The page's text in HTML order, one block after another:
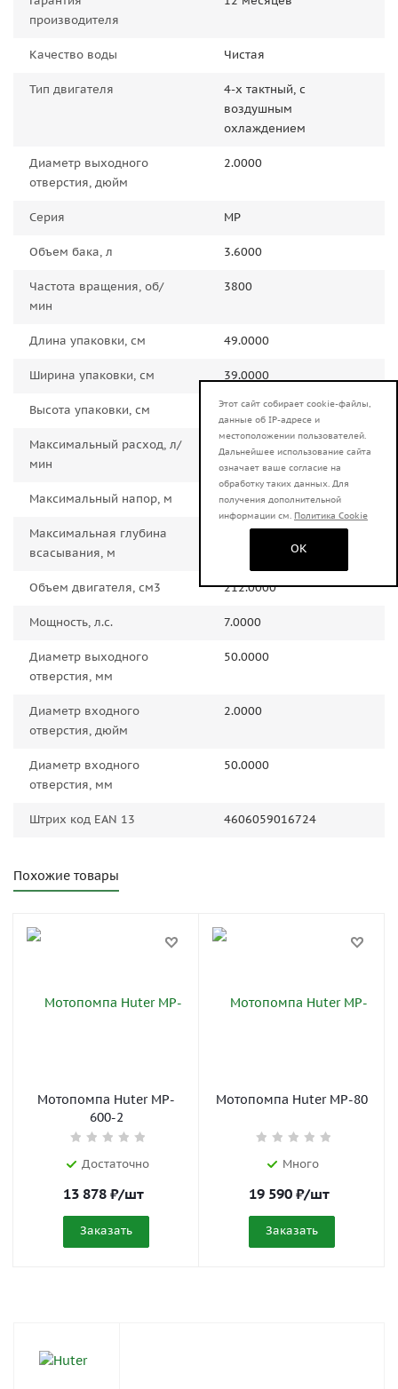
производителя
Качество воды Чистая
Тип двигателя
4-х тактный, с
воздушным
охлаждением
Диаметр выходного
отверстия, дюйм
2.0000
Серия MP
Объем бака, л 3.6000
Частота вращения, об/
мин
3800
Длина упаковки, см 49.0000
Ширина упаковки, см 39.0000
Высота упаковки, см 40.0000
Максимальный расход, л/
мин
Максимальный напор, м 32.0000
Максимальная глубина
всасывания, м
8.0000
Объем двигателя, см3 212.0000
Мощность, л.с. 7.0000
Диаметр выходного
отверстия, мм
50.0000
Диаметр входного
отверстия, дюйм
2.0000
Диаметр входного
отверстия, мм
50.0000
Штрих код EAN 13 4606059016724
Похожие товары
Мотопомпа Huter MP-
600-2
Достаточно
13 878₽/шт
Заказать
Мотопомпа Huter MP-80
Много
19 590₽/шт
Заказать
Этот сайт собирает cookie-файлы,
данные об IP-адресе и
местоположении пользователей.
Дальнейшее использование сайта
означает ваше согласие на
обработку таких данных. Для
получения дополнительной
информации см. Политика Cookie
OK